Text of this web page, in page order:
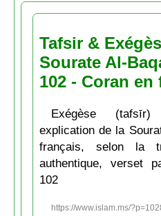
Tafsir &
Sourate Al-
102 - Coran en
Exégèse
explication de la
français, selon la
authentique, verset
102
https://www.islam.ms/